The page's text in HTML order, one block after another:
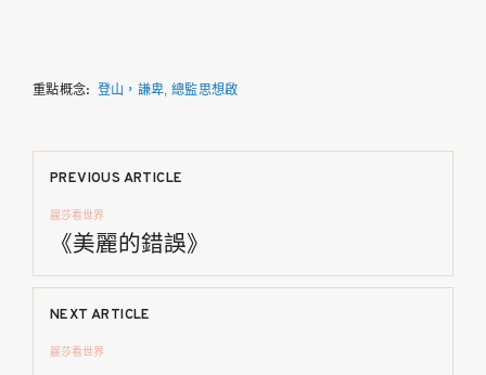
重點概念: 登山，謙卑 總監思想啟
文
章
導
覽
PREVIOUS ARTICLE
麗莎看世界
《美麗的錯誤》
NEXT ARTICLE
麗莎看世界